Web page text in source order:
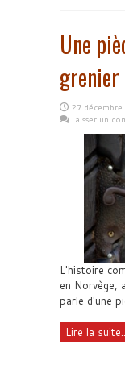
Une
grenier
27 décembre
Laisser un
L'histoire
en Norvège,
parle d'une
Lire la